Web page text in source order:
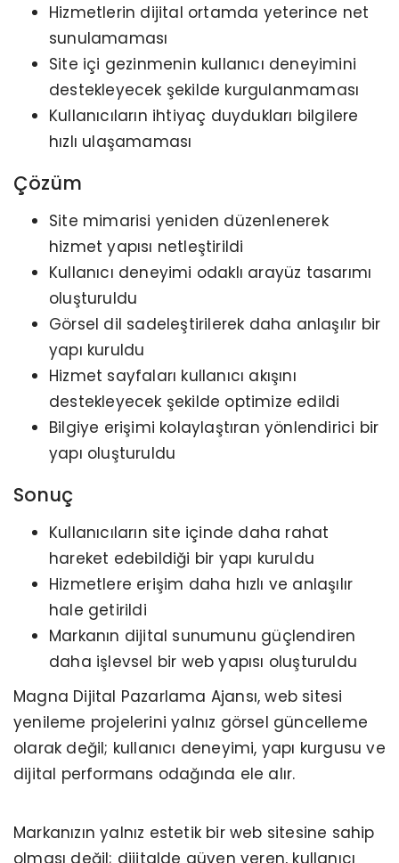
Hizmetlerin dijital ortamda yeterince net
sunulamaması
Site içi gezinmenin kullanıcı deneyimini
destekleyecek şekilde kurgulanmaması
Kullanıcıların ihtiyaç duydukları bilgilere
hızlı ulaşamaması
Çözüm
Site mimarisi yeniden düzenlenerek
hizmet yapısı netleştirildi
Kullanıcı deneyimi odaklı arayüz tasarımı
oluşturuldu
Görsel dil sadeleştirilerek daha anlaşılır bir
yapı kuruldu
Hizmet sayfaları kullanıcı akışını
destekleyecek şekilde optimize edildi
Bilgiye erişimi kolaylaştıran yönlendirici bir
yapı oluşturuldu
Sonuç
Kullanıcıların site içinde daha rahat
hareket edebildiği bir yapı kuruldu
Hizmetlere erişim daha hızlı ve anlaşılır
hale getirildi
Markanın dijital sunumunu güçlendiren
daha işlevsel bir web yapısı oluşturuldu
Magna Dijital Pazarlama Ajansı, web sitesi
yenileme projelerini yalnız görsel güncelleme
olarak değil; kullanıcı deneyimi, yapı kurgusu ve
dijital performans odağında ele alır.
Markanızın yalnız estetik bir web sitesine sahip
olması değil; dijitalde güven veren, kullanıcı